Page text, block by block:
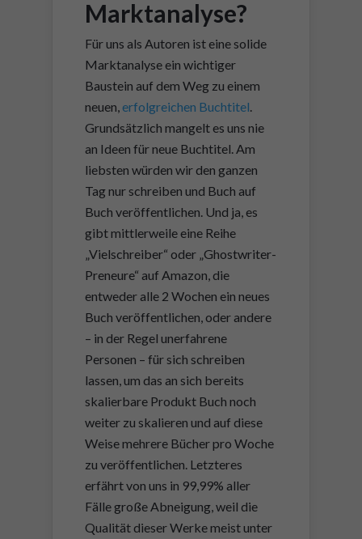
Marktanalyse?
Für uns als Autoren ist eine solide
Marktanalyse ein wichtiger
Baustein auf dem Weg zu einem
neuen,erfolgreichen Buchtitel.
Grundsätzlich mangelt es uns nie
an Ideen für neue Buchtitel. Am
liebsten würden wir den ganzen
Tag nur schreiben und Buch auf
Buch veröffentlichen. Und ja, es
gibt mittlerweile eine Reihe
„Vielschreiber“ oder „Ghostwriter-
Preneure“ auf Amazon, die
entweder alle 2 Wochen ein neues
Buch veröffentlichen, oder andere
– in der Regel unerfahrene
Personen – für sich schreiben
lassen, um das an sich bereits
skalierbare Produkt Buch noch
weiter zu skalieren und auf diese
Weise mehrere Bücher pro Woche
zu veröffentlichen. Letzteres
erfährt von uns in 99,99% aller
Fälle große Abneigung, weil die
Qualität dieser Werke meist unter